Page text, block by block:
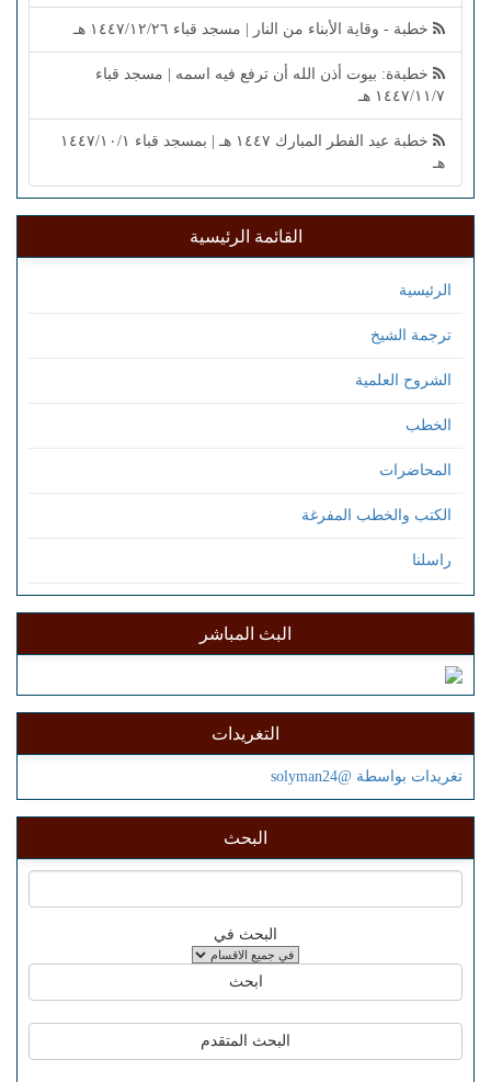
خطبة - وقاية الأبناء من النار | مسجد قباء ١٤٤٧/١٢/٢٦ هـ
خطبةة: بيوت أذن الله أن ترفع فيه اسمه | مسجد قباء
١٤٤٧/١١/٧ هـ
خطبة عيد الفطر المبارك ١٤٤٧ هـ | بمسجد قباء ١٤٤٧/١٠/١
هـ
القائمة الرئيسية
الرئيسية
ترجمة الشيخ
الشروح العلمية
الخطب
المحاضرات
الكتب والخطب المفرغة
راسلنا
البث المباشر
التغريدات
تغريدات بواسطة @solyman24
البحث
البحث في